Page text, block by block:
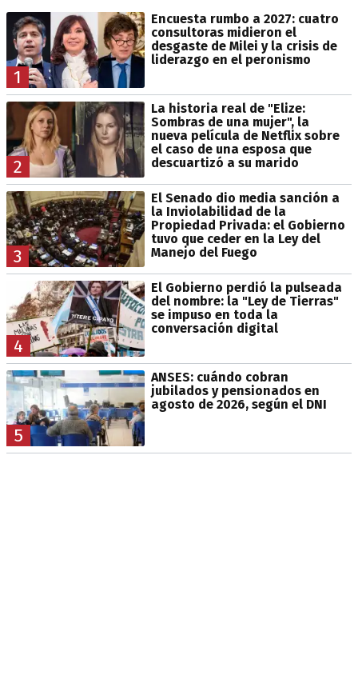
1
Encuesta rumbo a 2027: cuatro
consultoras midieron el
desgaste de Milei y la crisis de
liderazgo en el peronismo
2
La historia real de "Elize:
Sombras de una mujer", la
nueva película de Netflix sobre
el caso de una esposa que
descuartizó a su marido
3
El Senado dio media sanción a
la Inviolabilidad de la
Propiedad Privada: el Gobierno
tuvo que ceder en la Ley del
Manejo del Fuego
4
El Gobierno perdió la pulseada
del nombre: la "Ley de Tierras"
se impuso en toda la
conversación digital
5
ANSES: cuándo cobran
jubilados y pensionados en
agosto de 2026, según el DNI